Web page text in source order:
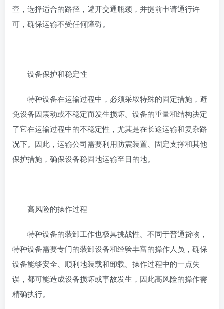
查，选择适合的路径，避开交通瓶颈，并提前申请通行许
可，确保运输不受任何障碍。
设备保护和稳定性
特种设备在运输过程中，必须采取特殊的固定措施，避
免设备因震动或不稳定而发生损坏。设备的重量和结构决定
了它在运输过程中的不稳定性，尤其是在长途运输和复杂路
况下。因此，运输公司需要利用防震装置、固定支撑和其他
保护措施，确保设备稳固地运输至目的地。
高风险的操作过程
特种设备的装卸工作也极具挑战性。不同于普通货物，
特种设备需要专门的装卸设备和经验丰富的操作人员，确保
设备能够安全、顺利地装载和卸载。操作过程中的一点失
误，都可能造成设备损坏或事故发生，因此高风险的操作需
精确执行。